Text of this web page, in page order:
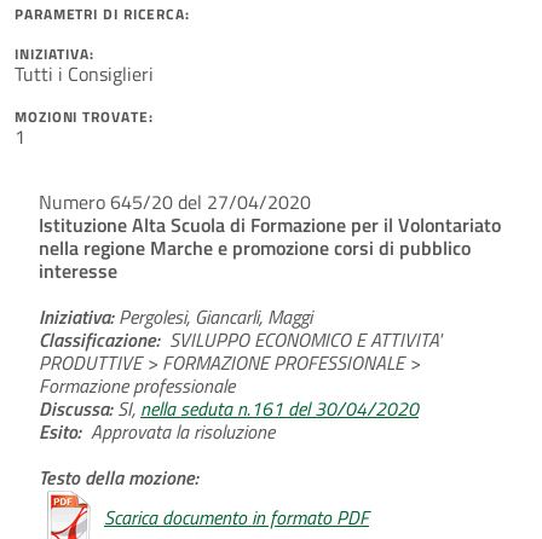
PARAMETRI DI RICERCA:
INIZIATIVA:
Tutti i Consiglieri
MOZIONI TROVATE:
1
Numero 645/20 del 27/04/2020
Istituzione Alta Scuola di Formazione per il Volontariato
nella regione Marche e promozione corsi di pubblico
interesse
Iniziativa:Pergolesi, Giancarli, Maggi
Classificazione: SVILUPPO ECONOMICO E ATTIVITA'
PRODUTTIVE > FORMAZIONE PROFESSIONALE >
Formazione professionale
Discussa:SI, nella seduta n.161 del 30/04/2020
Esito: Approvata la risoluzione
Testo della mozione:
Scarica documento in formato PDF